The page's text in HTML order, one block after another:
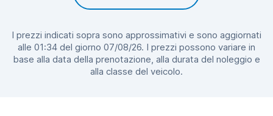
I prezzi indicati sopra sono approssimativi e sono aggiornati
alle 01:34 del giorno 07/08/26. I prezzi possono variare in
base alla data della prenotazione, alla durata del noleggio e
alla classe del veicolo.